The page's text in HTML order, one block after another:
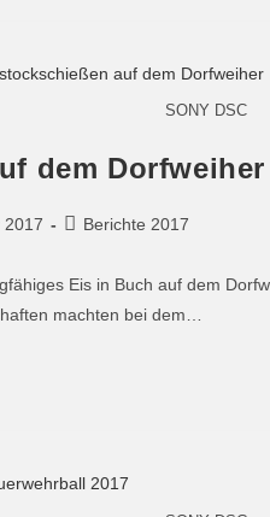
SONY DSC
dem Dorfweiher
2017 Berichte 2017
Eis in Buch auf dem
machten bei dem…